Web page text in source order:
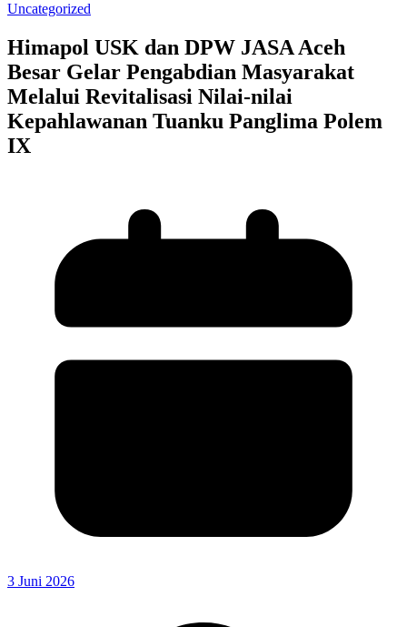
Uncategorized
Himapol USK dan DPW JASA Aceh
Besar Gelar Pengabdian Masyarakat
Melalui Revitalisasi Nilai-nilai
Kepahlawanan Tuanku Panglima Polem
IX
3 Juni 2026